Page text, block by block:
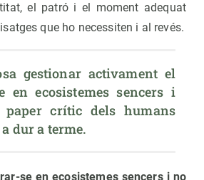
el patró i el moment adequat
que ho necessiten i al revés.
gestionar activament el
en ecosistemes sencers i
paper crític dels humans
dur a terme.
se en ecosistemes sencers i no